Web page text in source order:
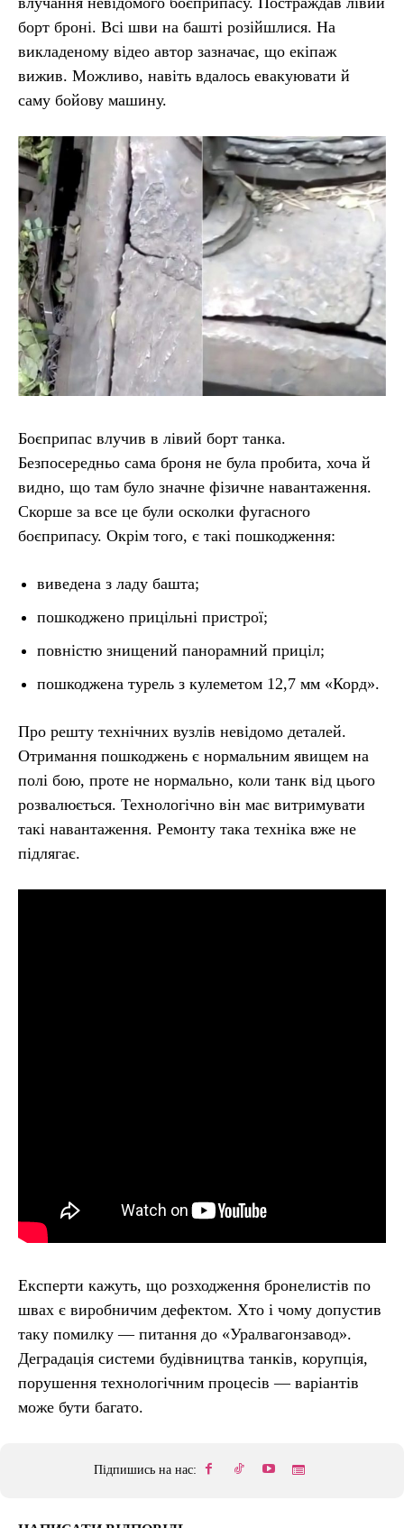
борт броні. Всі шви на башті розійшлися. На
викладеному відео автор зазначає, що екіпаж
вижив. Можливо, навіть вдалось евакуювати й
саму бойову машину.
Боєприпас влучив в лівий борт танка.
Безпосередньо сама броня не була пробита, хоча й
видно, що там було значне фізичне навантаження.
Скорше за все це були осколки фугасного
боєприпасу. Окрім того, є такі пошкодження:
виведена з ладу башта;
пошкоджено прицільні пристрої;
повністю знищений панорамний приціл;
пошкоджена турель з кулеметом 12,7 мм «Корд».
Про решту технічних вузлів невідомо деталей.
Отримання пошкоджень є нормальним явищем на
полі бою, проте не нормально, коли танк від цього
розвалюється. Технологічно він має витримувати
такі навантаження. Ремонту така техніка вже не
підлягає.
Експерти кажуть, що розходження бронелистів по
швах є виробничим дефектом. Хто і чому допустив
таку помилку — питання до «Уралвагонзавод».
Деградація системи будівництва танків, корупція,
порушення технологічним процесів — варіантів
може бути багато.
Підпишись на нас: